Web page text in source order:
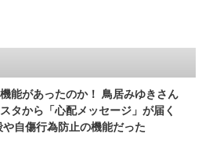
能があったのか！ 鳥居みゆきさん
タから「心配メッセージ」が届く
自傷行為防止の機能だった